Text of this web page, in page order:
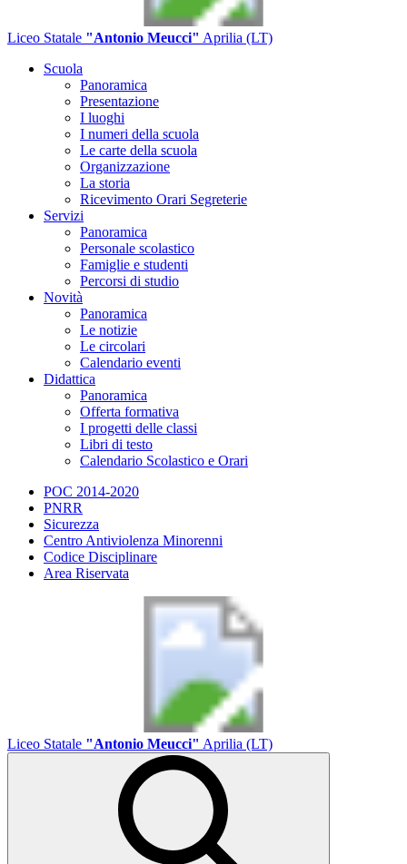
Liceo Statale "Antonio Meucci" Aprilia (LT)
Scuola
Panoramica
Presentazione
I luoghi
I numeri della scuola
Le carte della scuola
Organizzazione
La storia
Ricevimento Orari Segreterie
Servizi
Panoramica
Personale scolastico
Famiglie e studenti
Percorsi di studio
Novità
Panoramica
Le notizie
Le circolari
Calendario eventi
Didattica
Panoramica
Offerta formativa
I progetti delle classi
Libri di testo
Calendario Scolastico e Orari
POC 2014-2020
PNRR
Sicurezza
Centro Antiviolenza Minorenni
Codice Disciplinare
Area Riservata
Liceo Statale "Antonio Meucci" Aprilia (LT)